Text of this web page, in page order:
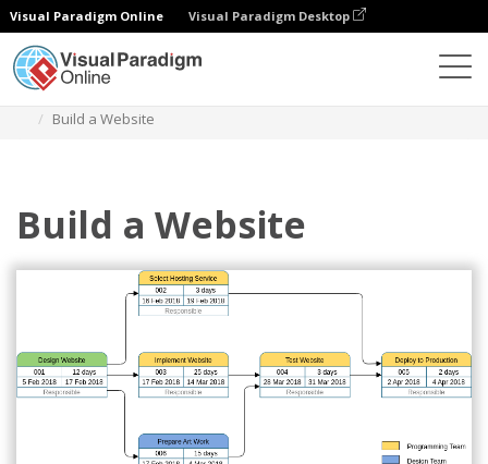
Visual Paradigm Online Visual Paradigm Desktop
Build a Website
Build a Website